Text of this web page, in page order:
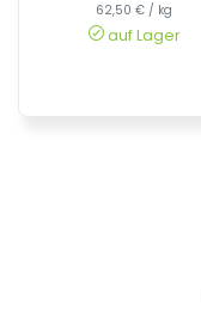
62,50 € / kg
auf Lager